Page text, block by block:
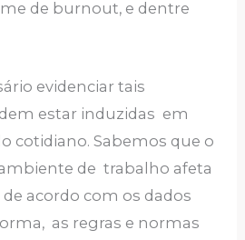
de burnout, e dentre
evidenciar tais
estar induzidas em
cotidiano. Sabemos que o
de trabalho afeta
acordo com os dados
as regras e normas